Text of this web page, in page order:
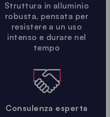
Struttura in alluminio
robusta, pensata per
resistere a un uso
intenso e durare nel
tempo
Consulenza esperta